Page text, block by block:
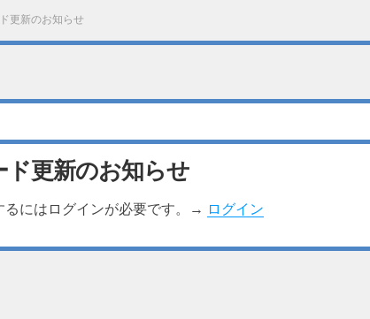
更新のお知らせ
更新のお知らせ
るにはログインが必要です。→ ログイン